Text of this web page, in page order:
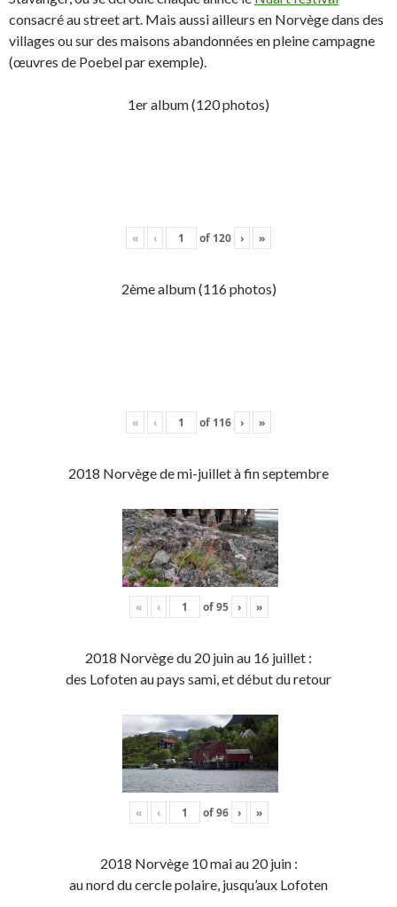
consacré au street art. Mais aussi ailleurs en Norvège dans des
villages ou sur des maisons abandonnées en pleine campagne
(œuvres de Poebel par exemple).
1er album (120 photos)
« ‹ of 120 › »
2ème album (116 photos)
« ‹ of 116 › »
2018 Norvège de mi-juillet à fin septembre
« ‹ of95 › »
2018 Norvège du 20 juin au 16 juillet :
des Lofoten au pays sami, et début du retour
« ‹ of96 › »
2018 Norvège 10 mai au 20 juin :
au nord du cercle polaire, jusqu’aux Lofoten